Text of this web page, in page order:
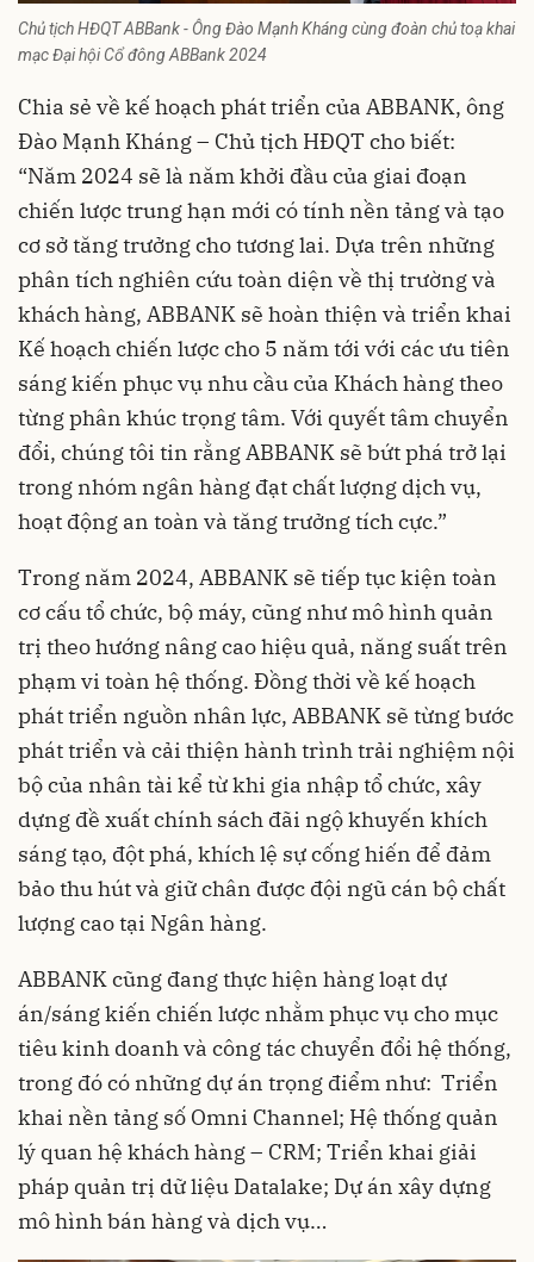
Chủ tịch HĐQT ABBank - Ông Đào Mạnh Kháng cùng đoàn chủ toạ khai
mạc Đại hội Cổ đông ABBank 2024
Chia sẻ về kế hoạch phát triển của ABBANK, ông
Đào Mạnh Kháng – Chủ tịch HĐQT cho biết:
“Năm 2024 sẽ là năm khởi đầu của giai đoạn
chiến lược trung hạn mới có tính nền tảng và tạo
cơ sở tăng trưởng cho tương lai. Dựa trên những
phân tích nghiên cứu toàn diện về thị trường và
khách hàng, ABBANK sẽ hoàn thiện và triển khai
Kế hoạch chiến lược cho 5 năm tới với các ưu tiên
sáng kiến phục vụ nhu cầu của Khách hàng theo
từng phân khúc trọng tâm. Với quyết tâm chuyển
đổi, chúng tôi tin rằng ABBANK sẽ bứt phá trở lại
trong nhóm ngân hàng đạt chất lượng dịch vụ,
hoạt động an toàn và tăng trưởng tích cực.”
Trong năm 2024, ABBANK sẽ tiếp tục kiện toàn
cơ cấu tổ chức, bộ máy, cũng như mô hình quản
trị theo hướng nâng cao hiệu quả, năng suất trên
phạm vi toàn hệ thống. Đồng thời về kế hoạch
phát triển nguồn nhân lực, ABBANK sẽ từng bước
phát triển và cải thiện hành trình trải nghiệm nội
bộ của nhân tài kể từ khi gia nhập tổ chức, xây
dựng đề xuất chính sách đãi ngộ khuyến khích
sáng tạo, đột phá, khích lệ sự cống hiến để đảm
bảo thu hút và giữ chân được đội ngũ cán bộ chất
lượng cao tại Ngân hàng.
ABBANK cũng đang thực hiện hàng loạt dự
án/sáng kiến chiến lược nhằm phục vụ cho mục
tiêu kinh doanh và công tác chuyển đổi hệ thống,
trong đó có những dự án trọng điểm như: Triển
khai nền tảng số Omni Channel; Hệ thống quản
lý quan hệ khách hàng – CRM; Triển khai giải
pháp quản trị dữ liệu Datalake; Dự án xây dựng
mô hình bán hàng và dịch vụ…